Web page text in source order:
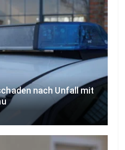
nach Unfall mit